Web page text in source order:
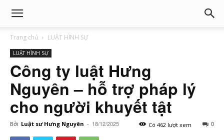
Trang chủ LUẬT HÌNH SỰ
LUẬT HÌNH SỰ
Công ty luật Hưng
Nguyên – hỗ trợ pháp lý
cho người khuyết tật
Bởi Luật sư Hưng Nguyên - 18/12/2025 0
Có 462 lượt xem